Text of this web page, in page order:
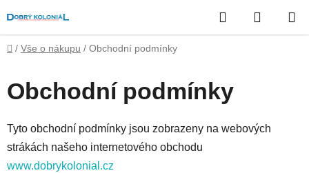
na
obsah
Hledat
KOŠÍK
Domů
/ Vše o nákupu / Obchodní podmínky
Obchodní podmínky
Tyto obchodní podmínky jsou zobrazeny na webových
strákách našeho internetového obchodu
www.dobrykolonial.cz